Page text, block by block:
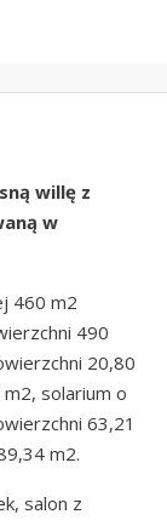
willę z
w
460 m2
490
20,80
solarium o
63,21
m2.
salon z